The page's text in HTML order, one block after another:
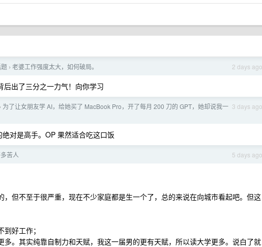
2 days ago
› 老婆工作强度太大，如何破局。
出了三分之一力气！向你学习
3 days ago
› 为了让女朋友学 AI，给她买了 MacBook Pro，开了每月 200 刀的 GPT，她却说我一
对是高手。OP 果然适合吃这口饭
5 days ago
苦人
，但不至于很严重，现在不少家庭都是生一个了，总的来说在向城市看起吧。但这
好工作；
多。其实纯靠自制力和天赋，我这一届男的更有天赋，所以读大学更多。说白了就